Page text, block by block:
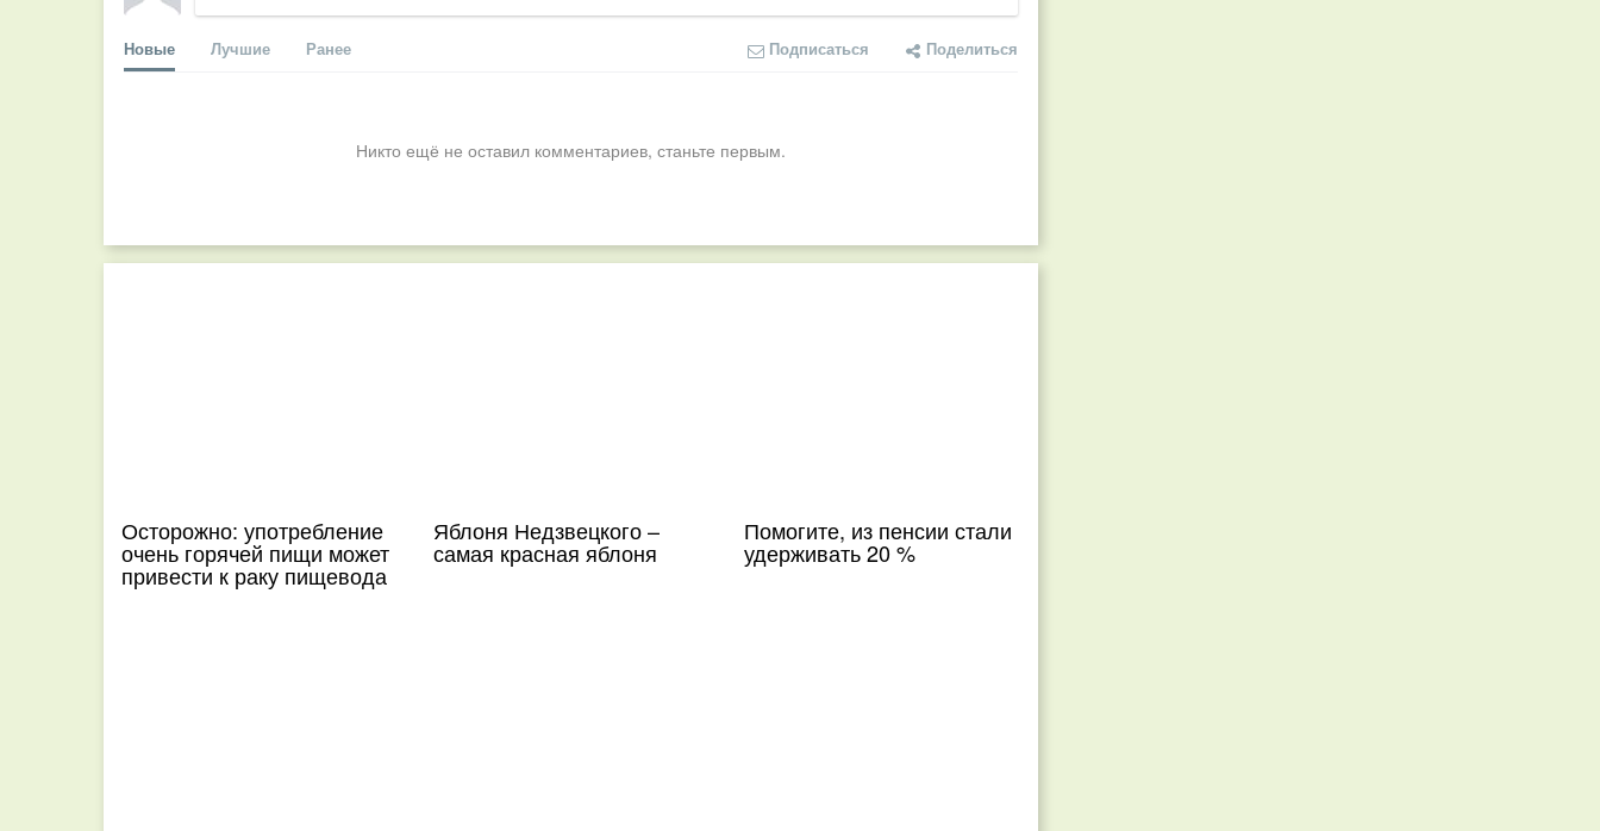
Новые Лучшие Ранее Подписаться Поделиться
Никто ещё не оставил комментариев, станьте первым.
Осторожно: употребление
очень горячей пищи может
привести к раку пищевода
Яблоня Недзвецкого –
самая красная яблоня
Помогите, из пенсии стали
удерживать 20 %